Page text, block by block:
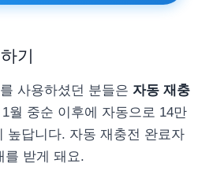
기
사용하셨던 분들은 자동 재충
월 중순 이후에 자동으로 14만
높답니다. 자동 재충전 완료자
를 받게 돼요.